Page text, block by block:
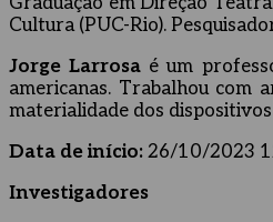
Cultura (PUC-Rio). P
Jorge Larrosa é um
americanas. Trabalhou com
materialidade dos
Data de início: 26/10/2023
Investigadores